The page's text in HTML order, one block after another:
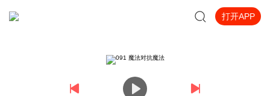
打开APP